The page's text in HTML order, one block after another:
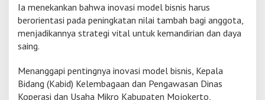
s
S
e
i
P
e
Ia menekankan bahwa inovasi model bisnis harus
berorientasi pada peningkatan nilai tambah bagi anggota,
menjadikannya strategi vital untuk kemandirian dan daya
saing.
Menanggapi pentingnya inovasi model bisnis, Kepala
Bidang (Kabid) Kelembagaan dan Pengawasan Dinas
Koperasi dan Usaha Mikro Kabupaten Mojokerto,